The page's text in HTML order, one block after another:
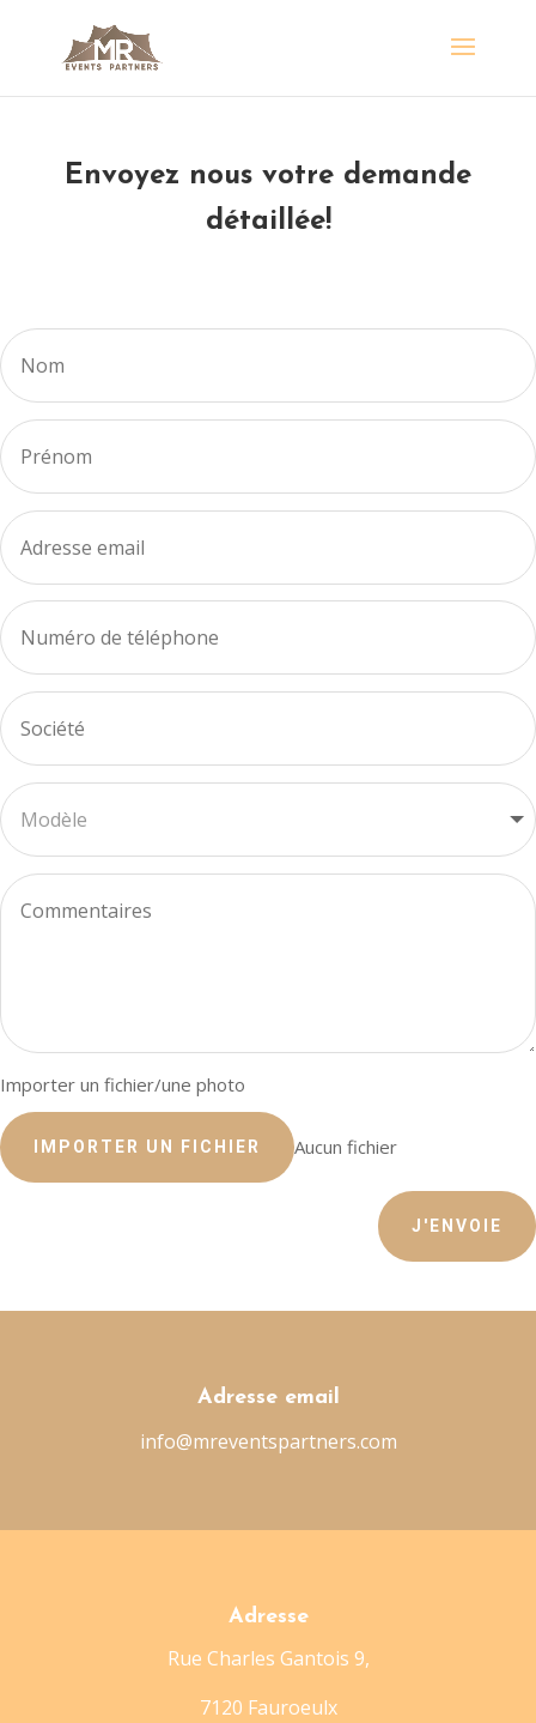
Envoyez nous votre demande
détaillée!
Importer un fichier/une photo
IMPORTER UN FICHIER Aucun fichier
J'ENVOIE
Adresse email
info@mreventspartners.com
Adresse
Rue Charles Gantois 9,
7120 Fauroeulx